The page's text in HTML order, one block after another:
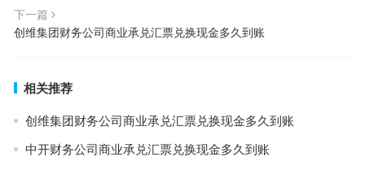
下一篇
创维集团财务公司商业承兑汇票兑换现金多久到账
相关推荐
创维集团财务公司商业承兑汇票兑换现金多久到账
中开财务公司商业承兑汇票兑换现金多久到账